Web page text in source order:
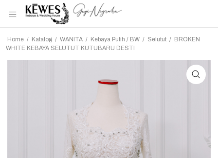
Home / Katalog / WANITA / Kebaya Putih / BW / Selutut / BROKEN
WHITE KEBAYA SELUTUT KUTUBARU DESTI